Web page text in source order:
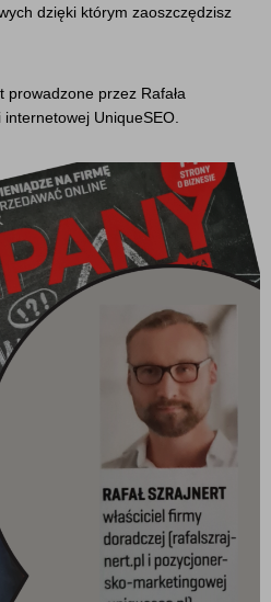
dzięki którym zaoszczędzisz
prowadzone przez Rafała
UniqueSEO.